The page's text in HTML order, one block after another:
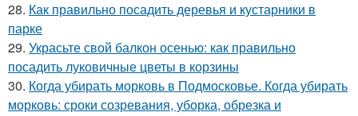
28. Как правильно посадить деревья и кустарники в
парке
29. Украсьте свой балкон осенью: как правильно
посадить луковичные цветы в корзины
30. Когда убирать морковь в Подмосковье. Когда убирать
морковь: сроки созревания, уборка, обрезка и